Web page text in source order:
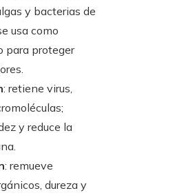
y bacterias de
usa como
para proteger
: retiene virus,
y reduce la
: remueve
dureza y